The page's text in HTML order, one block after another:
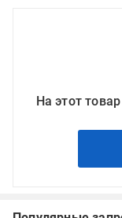
На этот